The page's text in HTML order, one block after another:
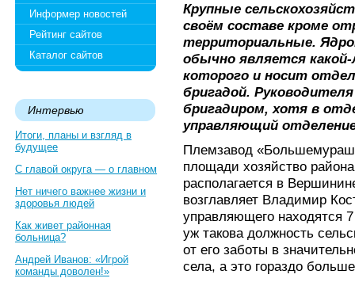
Информер новостей
Рейтинг сайтов
Каталог сайтов
Интервью
Итоги, планы и взгляд в
будущее
С главой округа — о главном
Нет ничего важнее жизни и
здоровья людей
Как живет районная
больница?
Андрей Иванов: «Игрой
команды доволен!»
Крупные
своём составе кроме
территориальные.
обычно является
которого и носит
бригадой.
бригадиром, хотя в
управляющий
Племзавод
площади хозяйство
располагается в
возглавляет Владимир
управляющего находятся
уж такова должность
от его заботы в
села, а это гораздо